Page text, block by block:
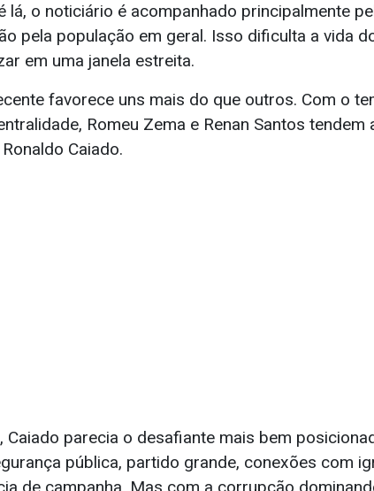
lá, o noticiário é acompanhado principalmente
pela população em geral. Isso dificulta a vida
em uma janela estreita.
favorece uns mais do que outros. Com o
Romeu Zema e Renan Santos tendem
Caiado.
parecia o desafiante mais bem
pública, partido grande, conexões com